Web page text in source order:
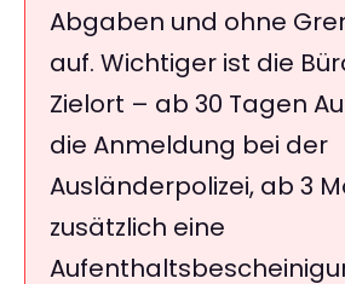
Abgaben und ohne
auf. Wichtiger ist die
Zielort – ab 30 Tagen
die Anmeldung bei der
Ausländerpolizei, ab 3
zusätzlich eine